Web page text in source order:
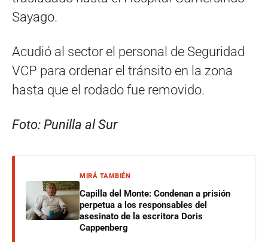
Sayago.
Acudió al sector el personal de Seguridad
VCP para ordenar el tránsito en la zona
hasta que el rodado fue removido.
Foto: Punilla al Sur
MIRÁ TAMBIÉN
Capilla del Monte: Condenan a prisión
perpetua a los responsables del
asesinato de la escritora Doris
Cappenberg